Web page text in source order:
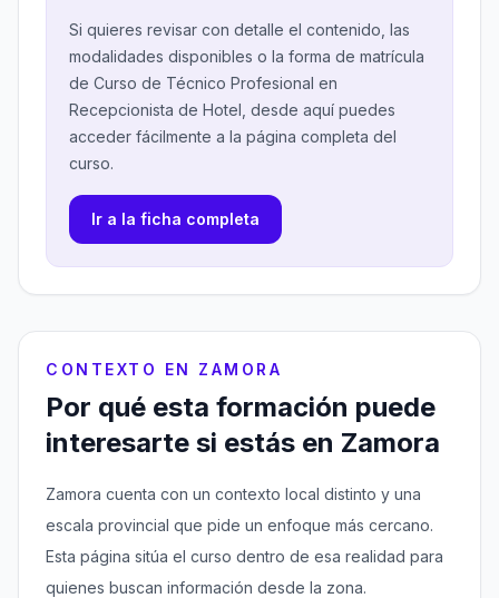
Si quieres revisar con detalle el contenido, las
modalidades disponibles o la forma de matrícula
de Curso de Técnico Profesional en
Recepcionista de Hotel, desde aquí puedes
acceder fácilmente a la página completa del
curso.
Ir a la ficha completa
CONTEXTO EN ZAMORA
Por qué esta formación puede
interesarte si estás en Zamora
Zamora cuenta con un contexto local distinto y una
escala provincial que pide un enfoque más cercano.
Esta página sitúa el curso dentro de esa realidad para
quienes buscan información desde la zona.